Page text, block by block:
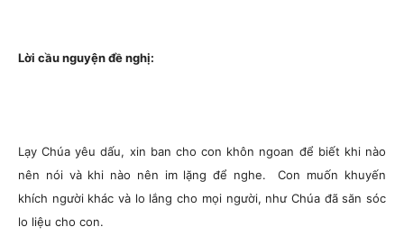
Lời cầu nguyện đề nghị:
Lạy Chúa yêu dấu, xin ban cho con khôn ngoan để biết khi nào
nên nói và khi nào nên im lặng để nghe. Con muốn khuyến
khích người khác và lo lắng cho mọi người, như Chúa đã săn sóc
lo liệu cho con.